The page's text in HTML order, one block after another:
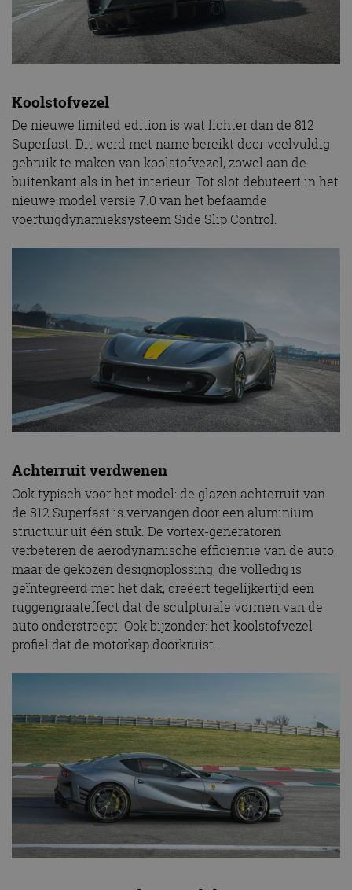
Koolstofvezel
De nieuwe limited edition is wat lichter dan de 812
Superfast. Dit werd met name bereikt door veelvuldig
gebruik te maken van koolstofvezel, zowel aan de
buitenkant als in het interieur. Tot slot debuteert in het
nieuwe model versie 7.0 van het befaamde
voertuigdynamieksysteem Side Slip Control.
Achterruit verdwenen
Ook typisch voor het model: de glazen achterruit van
de 812 Superfast is vervangen door een aluminium
structuur uit één stuk. De vortex-generatoren
verbeteren de aerodynamische efficiëntie van de auto,
maar de gekozen designoplossing, die volledig is
geïntegreerd met het dak, creëert tegelijkertijd een
ruggengraateffect dat de sculpturale vormen van de
auto onderstreept. Ook bijzonder: het koolstofvezel
profiel dat de motorkap doorkruist.